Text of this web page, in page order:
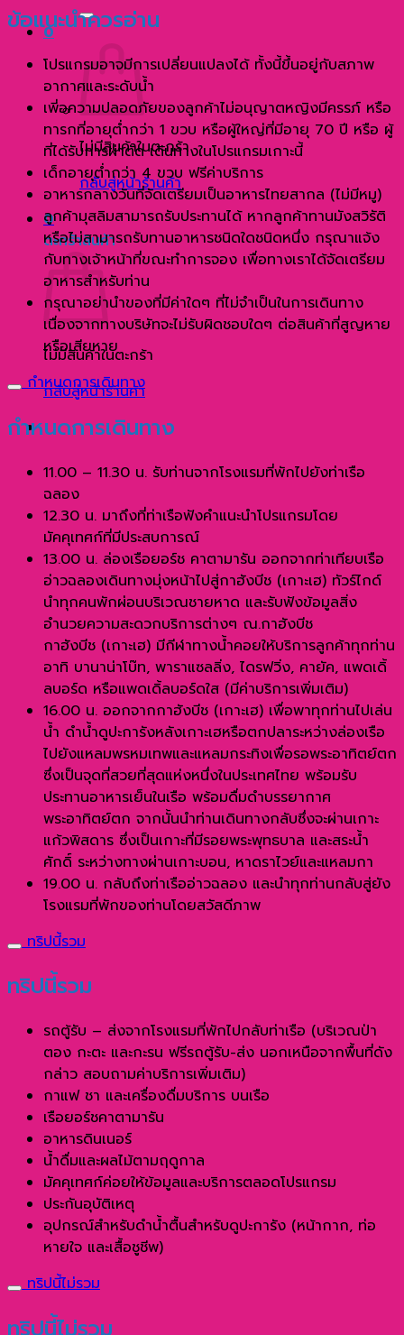
0
ไม่มีสินค้าในตะกร้า
กลับสู่หน้าร้านค้า
0
ตะกร้าสินค้า
ไม่มีสินค้าในตะกร้า
กลับสู่หน้าร้านค้า
พรหม
ชิ้น
ข้อแนะนำควรอ่าน
โปรแกรมอาจมีการเปลี่ยนแปลงได้ ทั้งนี้ขึ้นอยู่กับสภาพ
อากาศและระดับน้ำ
เพี่อความปลอดภัยของลูกค้าไม่อนุญาตหญิงมีครรภ์ หรือ
ทารกที่อายุต่ำกว่า 1 ขวบ หรือผู้ใหญ่ที่มีอายุ 70 ปี หรือ ผู้
ที่ได้รับการผ่าตัด เดินทางในโปรแกรมเกาะนี้
เด็กอายุต่ำกว่า 4 ขวบ ฟรีค่าบริการ
อาหารกลางวันที่จัดเตรียมเป็นอาหารไทยสากล (ไม่มีหมู)
ลูกค้ามุสลิมสามารถรับประทานได้ หากลูกค้าทานมังสวิรัติ
หรือไม่สามารถรับทานอาหารชนิดใดชนิดหนึ่ง กรุณาแจ้ง
กับทางเจ้าหน้าที่ขณะทำการจอง เพื่อทางเราได้จัดเตรียม
อาหารสำหรับท่าน
กรุณาอย่านำของที่มีค่าใดๆ ที่ไม่จำเป็นในการเดินทาง
เนื่องจากทางบริษัทจะไม่รับผิดชอบใดๆ ต่อสินค้าที่สูญหาย
หรือเสียหาย
กำหนดการเดินทาง
กำหนดการเดินทาง
11.00 – 11.30 น. รับท่านจากโรงแรมที่พักไปยังท่าเรือ
ฉลอง
12.30 น. มาถึงที่ท่าเรือฟังคำแนะนำโปรแกรมโดย
มัคคุเทศก์ที่มีประสบการณ์
13.00 น. ล่องเรือยอร์ช คาตามารัน ออกจากท่าเทียบเรือ
อ่าวฉลองเดินทางมุ่งหน้าไปสู่กาฮังบีช (เกาะเฮ) ทัวร์ไกด์
นำทุกคนพักผ่อนบริเวณชายหาด และรับฟังข้อมูลสิ่ง
อำนวยความสะดวกบริการต่างๆ ณ.กาฮังบีช
กาฮังบีช (เกาะเฮ) มีกีฬาทางน้ำคอยให้บริการลูกค้าทุกท่าน
อาทิ บานาน่าโบ๊ท, พาราแซลลิ่ง, ไดรฟวิ่ง, คายัค, แพดเดิ้
ลบอร์ด หรือแพดเดิ้ลบอร์ดใส (มีค่าบริการเพิ่มเติม)
16.00 น. ออกจากกาฮังบีช (เกาะเฮ) เพื่อพาทุกท่านไปเล่น
น้ำ ดำน้ำดูปะการังหลังเกาะเฮหรือตกปลาระหว่างล่องเรือ
ไปยังแหลมพรหมเทพและแหลมกระทิงเพื่อรอพระอาทิตย์ตก
ซึ่งเป็นจุดที่สวยที่สุดแห่งหนึ่งในประเทศไทย พร้อมรับ
ประทานอาหารเย็นในเรือ พร้อมดื่มดำบรรยากาศ
พระอาทิตย์ตก จากนั้นนำท่านเดินทางกลับซึ่งจะผ่านเกาะ
แก้วพิสดาร ซึ่งเป็นเกาะที่มีรอยพระพุทธบาล และสระน้ำ
ศักดิ์ ระหว่างทางผ่านเกาะบอน, หาดราไวย์และแหลมกา
19.00 น. กลับถึงท่าเรืออ่าวฉลอง และนำทุกท่านกลับสู่ยัง
โรงแรมที่พักของท่านโดยสวัสดีภาพ
ทริปนี้รวม
ทริปนี้รวม
รถตู้รับ – ส่งจากโรงแรมที่พักไปกลับท่าเรือ (บริเวณป่า
ตอง กะตะ และกะรน ฟรีรถตู้รับ-ส่ง นอกเหนือจากพื้นที่ดัง
กล่าว สอบถามค่าบริการเพิ่มเติม)
กาแฟ ชา และเครื่องดื่มบริการ บนเรือ
เรือยอร์ชคาตามารัน
อาหารดินเนอร์
น้ำดื่มและผลไม้ตามฤดูกาล
มัคคุเทศก์ค่อยให้ข้อมูลและบริการตลอดโปรแกรม
ประกันอุบัติเหตุ
อุปกรณ์สำหรับดำน้ำตื้นสำหรับดูปะการัง (หน้ากาก, ท่อ
หายใจ และเสื้อชูชีพ)
ทริปนี้ไม่รวม